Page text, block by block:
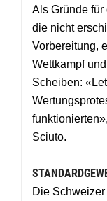
Als Gründe
die nicht
Vorbereitung,
Wettkampf
Scheiben:
Sciuto.
Die